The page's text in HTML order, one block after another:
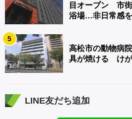
目オープン 市
浴場…非日常感
5
高松市の動物病
具が焼ける けが
LINE友だち追加